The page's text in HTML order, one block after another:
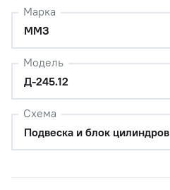
Марка
ММЗ
Модель
Д-245.12
Схема
Подвеска и блок цилиндров